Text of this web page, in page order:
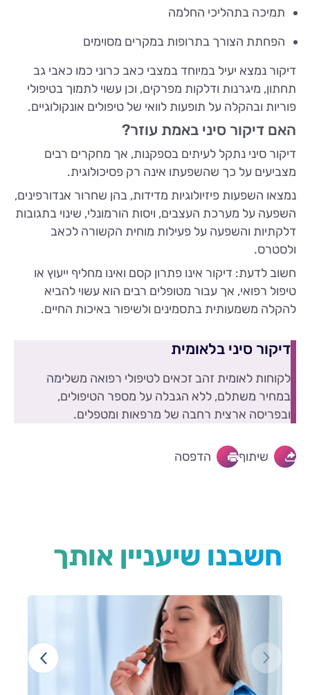
תמיכה בתהליכי החלמה
הפחתת הצורך בתרופות במקרים מסוימים
דיקור נמצא יעיל במיוחד במצבי כאב כרוני כמו כאבי גב
תחתון, מיגרנות ודלקות מפרקים, וכן עשוי לתמוך בטיפולי
פוריות ובהקלה על תופעות לוואי של טיפולים אונקולוגיים.
האם דיקור סיני באמת עוזר?
דיקור סיני נתקל לעיתים בספקנות, אך מחקרים רבים
מצביעים על כך שהשפעתו אינה רק פסיכולוגית.
נמצאו השפעות פיזיולוגיות מדידות, בהן שחרור אנדורפינים,
השפעה על מערכת העצבים, ויסות הורמונלי, שינוי בתגובות
דלקתיות והשפעה על פעילות מוחית הקשורה לכאב
ולסטרס.
חשוב לדעת: דיקור אינו פתרון קסם ואינו מחליף ייעוץ או
טיפול רפואי, אך עבור מטופלים רבים הוא עשוי להביא
להקלה משמעותית בתסמינים ולשיפור באיכות החיים.
דיקור סיני בלאומית
לקוחות לאומית זהב זכאים לטיפולי רפואה משלימה
במחיר משתלם, ללא הגבלה על מספר הטיפולים,
ובפריסה ארצית רחבה של מרפאות ומטפלים.
שיתוף הדפסה
חשבנו שיעניין אותך